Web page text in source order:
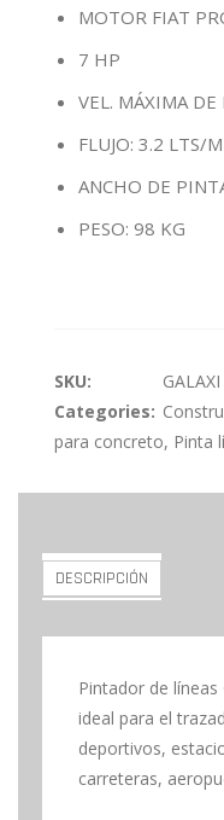
MOTOR FIAT
7 HP
VEL. MÁXIMA
FLUJO: 3.2 LTS/
ANCHO DE
PESO: 98 KG
SKU:
GALAXI
Categories:
para concreto, Pinta
DESCRIPCIÓN
Pintador de líneas
ideal para el
deportivos,
carreteras,